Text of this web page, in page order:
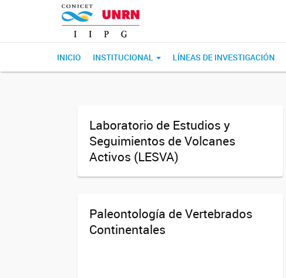
INICIO INSTITUCIONAL LÍNEAS DE INVESTIGACIÓN
Laboratorio de Estudios y
Seguimientos de Volcanes
Activos (LESVA)
Paleontología de Vertebrados
Continentales